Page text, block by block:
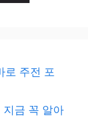
로 주전 포
금 꼭 알아